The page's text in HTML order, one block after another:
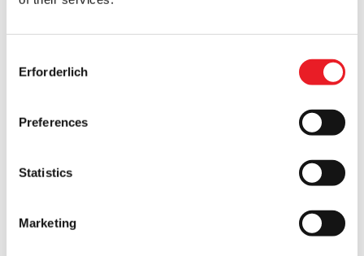
Selection
Erforderlich
Preferences
Statistics
Marketing